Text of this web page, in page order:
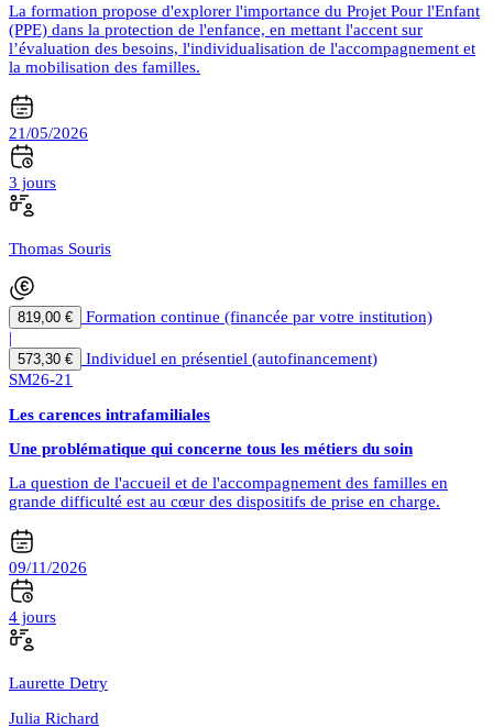
La formation propose d'explorer l'importance du Projet Pour l'Enfant
(PPE) dans la protection de l'enfance, en mettant l'accent sur
l’évaluation des besoins, l'individualisation de l'accompagnement et
la mobilisation des familles.
21/05/2026
3 jours
Thomas Souris
819,00 €
Formation continue (financée par votre institution)
|
573,30 €
Individuel en présentiel (autofinancement)
SM26-21
Les carences intrafamiliales
Une problématique qui concerne tous les métiers du soin
La question de l'accueil et de l'accompagnement des familles en
grande difficulté est au cœur des dispositifs de prise en charge.
09/11/2026
4 jours
Laurette Detry
Julia Richard